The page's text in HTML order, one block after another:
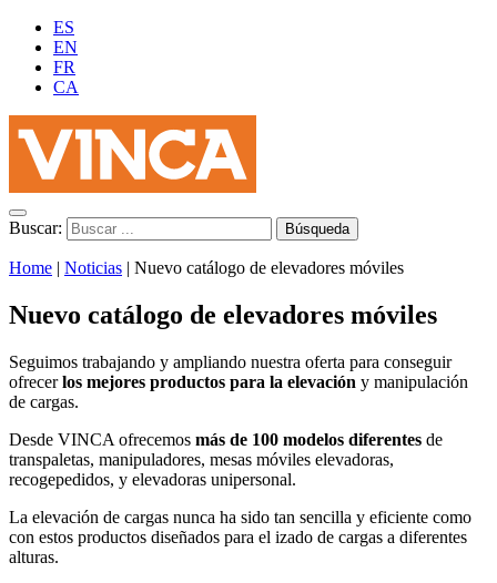
ES
EN
FR
CA
Buscar:
Home | Noticias | Nuevo catálogo de elevadores móviles
Nuevo catálogo de elevadores móviles
Seguimos trabajando y ampliando nuestra oferta para conseguir
ofrecerlos mejores productos para la elevación y manipulación
de cargas.
Desde VINCA ofrecemos más de 100 modelos diferentes de
transpaletas, manipuladores, mesas móviles elevadoras,
recogepedidos, y elevadoras unipersonal.
La elevación de cargas nunca ha sido tan sencilla y eficiente como
con estos productos diseñados para el izado de cargas a diferentes
alturas.